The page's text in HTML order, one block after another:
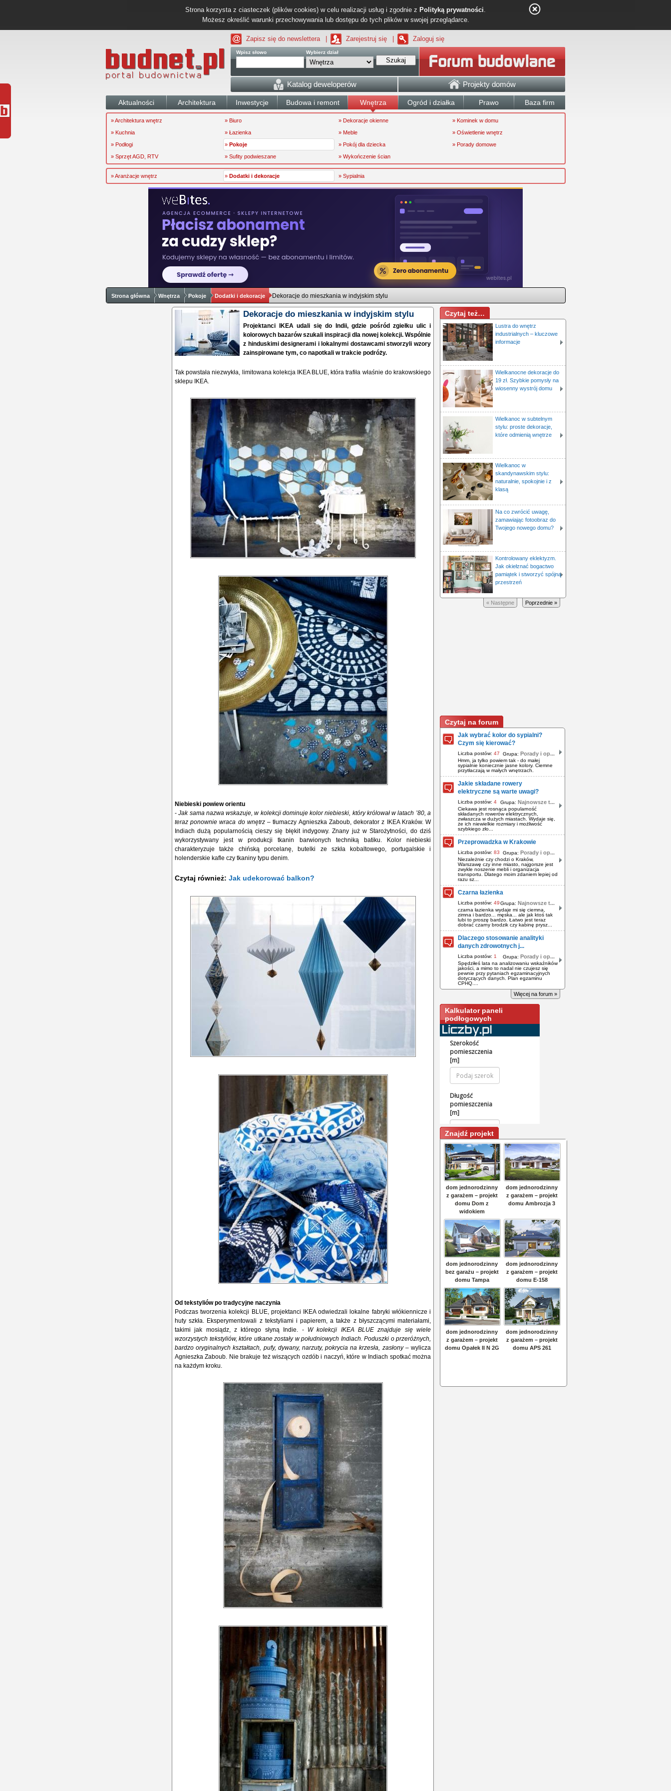
Strona korzysta z ciasteczek (plików cookies) w celu realizacji usług i zgodnie z Polityką prywatności.
Możesz określić warunki przechowywania lub dostępu do tych plików w swojej przeglądarce.
Zapisz się do newslettera Zarejestruj się Zaloguj się
Wpisz słowo Wybierz dział
Szukaj
Katalog deweloperów Projekty domów
Aktualności Architektura Inwestycje Budowa i remont Wnętrza Ogród i działka Prawo Baza firm
» Architektura wnętrz » Biuro » Dekoracje okienne
» Kominek w domu
» Kuchnia
» Łazienka » Meble
» Oświetlenie wnętrz
» Podłogi
» Pokoje » Pokój dla dziecka
» Porady domowe
» Sprzęt AGD, RTV
» Sufity podwieszane » Wykończenie ścian
» Aranżacje wnętrz » Dodatki i dekoracje » Sypialnia
Strona główna Wnętrza Pokoje Dodatki i dekoracje Dekoracje do mieszkania w indyjskim stylu
Dekoracje do mieszkania w indyjskim stylu
Projektanci IKEA udali się do Indii, gdzie pośród zgiełku ulic i
kolorowych bazarów szukali inspiracji dla nowej kolekcji. Wspólnie
z hinduskimi designerami i lokalnymi dostawcami stworzyli wzory
zainspirowane tym, co napotkali w trakcie podróży.
Tak powstała niezwykła, limitowana kolekcja IKEA BLUE, która trafiła właśnie do krakowskiego
sklepu IKEA.
Niebieski powiew orientu
-Jak sama nazwa wskazuje, w kolekcji dominuje kolor niebieski, który królował w latach ’80, a
teraz ponownie wraca do wnętrz– tłumaczy Agnieszka Zaboub, dekorator z IKEA Kraków. W
Indiach dużą popularnością cieszy się błękit indygowy. Znany już w Starożytności, do dziś
wykorzystywany jest w produkcji tkanin barwionych techniką batiku. Kolor niebieski
charakteryzuje także chińską porcelanę, butelki ze szkła kobaltowego, portugalskie i
holenderskie kafle czy tkaniny typu denim.
Czytaj również: Jak udekorować balkon?
Od tekstyliów po tradycyjne naczynia
Podczas tworzenia kolekcji BLUE, projektanci IKEA odwiedzali lokalne fabryki włókiennicze i
huty szkła. Eksperymentowali z tekstyliami i papierem, a także z błyszczącymi materiałami,
takimi jak mosiądz, z którego słyną Indie. - W kolekcji IKEA BLUE znajduje się wiele
wzorzystych tekstyliów, które utkane zostały w południowych Indiach. Poduszki o przeróżnych,
bardzo oryginalnych kształtach, pufy, dywany, narzuty, pokrycia na krzesła, zasłony – wylicza
Agnieszka Zaboub. Nie brakuje też wiszących ozdób i naczyń, które w Indiach spotkać można
na każdym kroku.
Czytaj też…
Lustra do wnętrz
industrialnych – kluczowe
informacje
Wielkanocne dekoracje do
19 zł. Szybkie pomysły na
wiosenny wystrój domu
Wielkanoc w subtelnym
stylu: proste dekoracje,
które odmienią wnętrze
Wielkanoc w
skandynawskim stylu:
naturalnie, spokojnie i z
klasą
Na co zwrócić uwagę,
zamawiając fotoobraz do
Twojego nowego domu?
Kontrolowany eklektyzm.
Jak okiełznać bogactwo
pamiątek i stworzyć spójną
przestrzeń
Poprzednie »
« Następne
Czytaj na forum
Jak wybrać kolor do sypialni?
Czym się kierować?
Liczba postów: 47 Grupa: Porady i op...
Hmm, ja tylko powiem tak - do małej
sypialnie koniecznie jasne kolory. Ciemne
przytłaczają w małych wnętrzach.
Jakie składane rowery
elektryczne są warte uwagi?
Liczba postów: 4 Grupa: Najnowsze t...
Ciekawa jest rosnąca popularność
składanych rowerów elektrycznych,
zwłaszcza w dużych miastach. Wydaje się,
że ich niewielkie rozmiary i możliwość
szybkiego zło...
Przeprowadzka w Krakowie
Liczba postów: 83 Grupa: Porady i op...
Niezależnie czy chodzi o Kraków,
Warszawę czy inne miasto, najgorsze jest
zwykle noszenie mebli i organizacja
transportu. Dlatego moim zdaniem lepiej od
razu sz...
Czarna łazienka
Liczba postów: 49Grupa: Najnowsze t...
czarna łazienka wydaje mi się ciemna,
zimna i bardzo... męska... ale jak ktoś tak
lubi to proszę bardzo. Łatwo jest teraz
dobrać czarny brodzik czy kabinę prysz...
Dlaczego stosowanie analityki
danych zdrowotnych j...
Liczba postów: 1 Grupa: Porady i op...
Spędziłeś lata na analizowaniu wskaźników
jakości, a mimo to nadal nie czujesz się
pewnie przy pytaniach egzaminacyjnych
dotyczących danych. Plan egzaminu
CPHQ....
Więcej na forum »
Kalkulator paneli
podłogowych
Znajdź projekt